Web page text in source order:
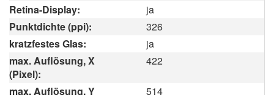
Retina-Display:
ja
Punktdichte (ppi):
326
kratzfestes Glas:
ja
max. Auflösung, X
(Pixel):
422
max. Auflösung, Y
514